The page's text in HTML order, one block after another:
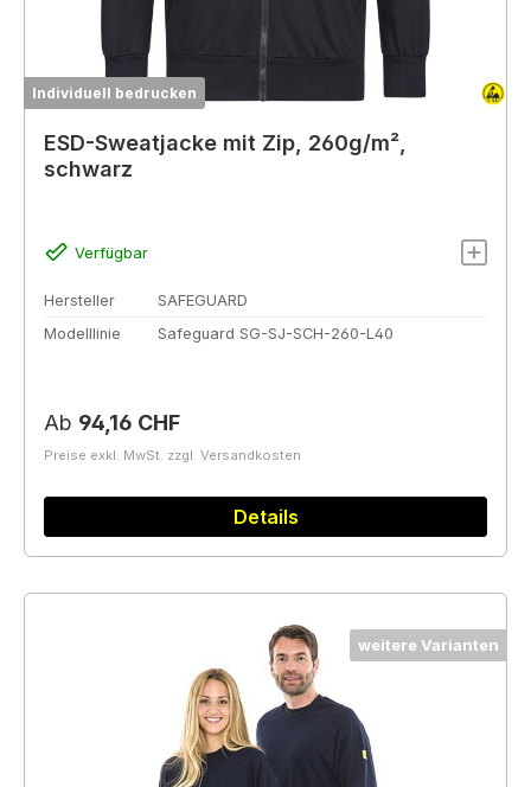
Individuell bedrucken
ESD-Sweatjacke mit Zip, 260g/m²,
schwarz
Verfügbar
Hersteller
SAFEGUARD
Modelllinie
Safeguard SG-SJ-SCH-260-L40
Regulärer Preis:
Ab 94,16 CHF
Preise exkl. MwSt. zzgl. Versandkosten
Details
weitere Varianten